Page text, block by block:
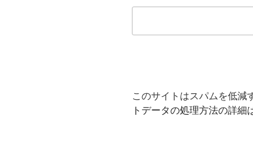
このサイトはスパムを低減
トデータの処理方法の詳細